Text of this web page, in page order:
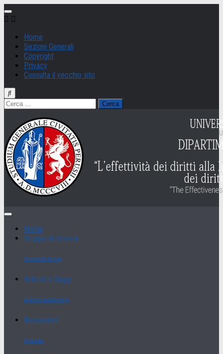
Salta
al
Home
Sezioni Generali
Copyright
Privacy
Consulta il vecchio sito
Ricerca
per:
Home
Gruppo di ricerca
Research Group
Articoli e Saggi
Articles and Essays
Recensioni
Reviews